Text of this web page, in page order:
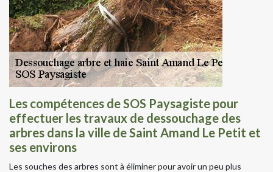
Les compétences de SOS Paysagiste pour
effectuer les travaux de dessouchage des
arbres dans la ville de Saint Amand Le Petit et
ses environs
Les souches des arbres sont à éliminer pour avoir un peu plus